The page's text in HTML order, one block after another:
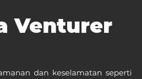
Venturer
dan keselamatan seperti